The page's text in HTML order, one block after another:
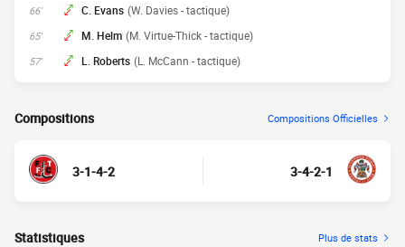
66' C. Evans (W. Davies - tactique)
65' M. Helm (M. Virtue-Thick - tactique)
57' L. Roberts (L. McCann - tactique)
Compositions Compositions Officielles
3-1-4-2 3-4-2-1
Statistiques Plus de stats